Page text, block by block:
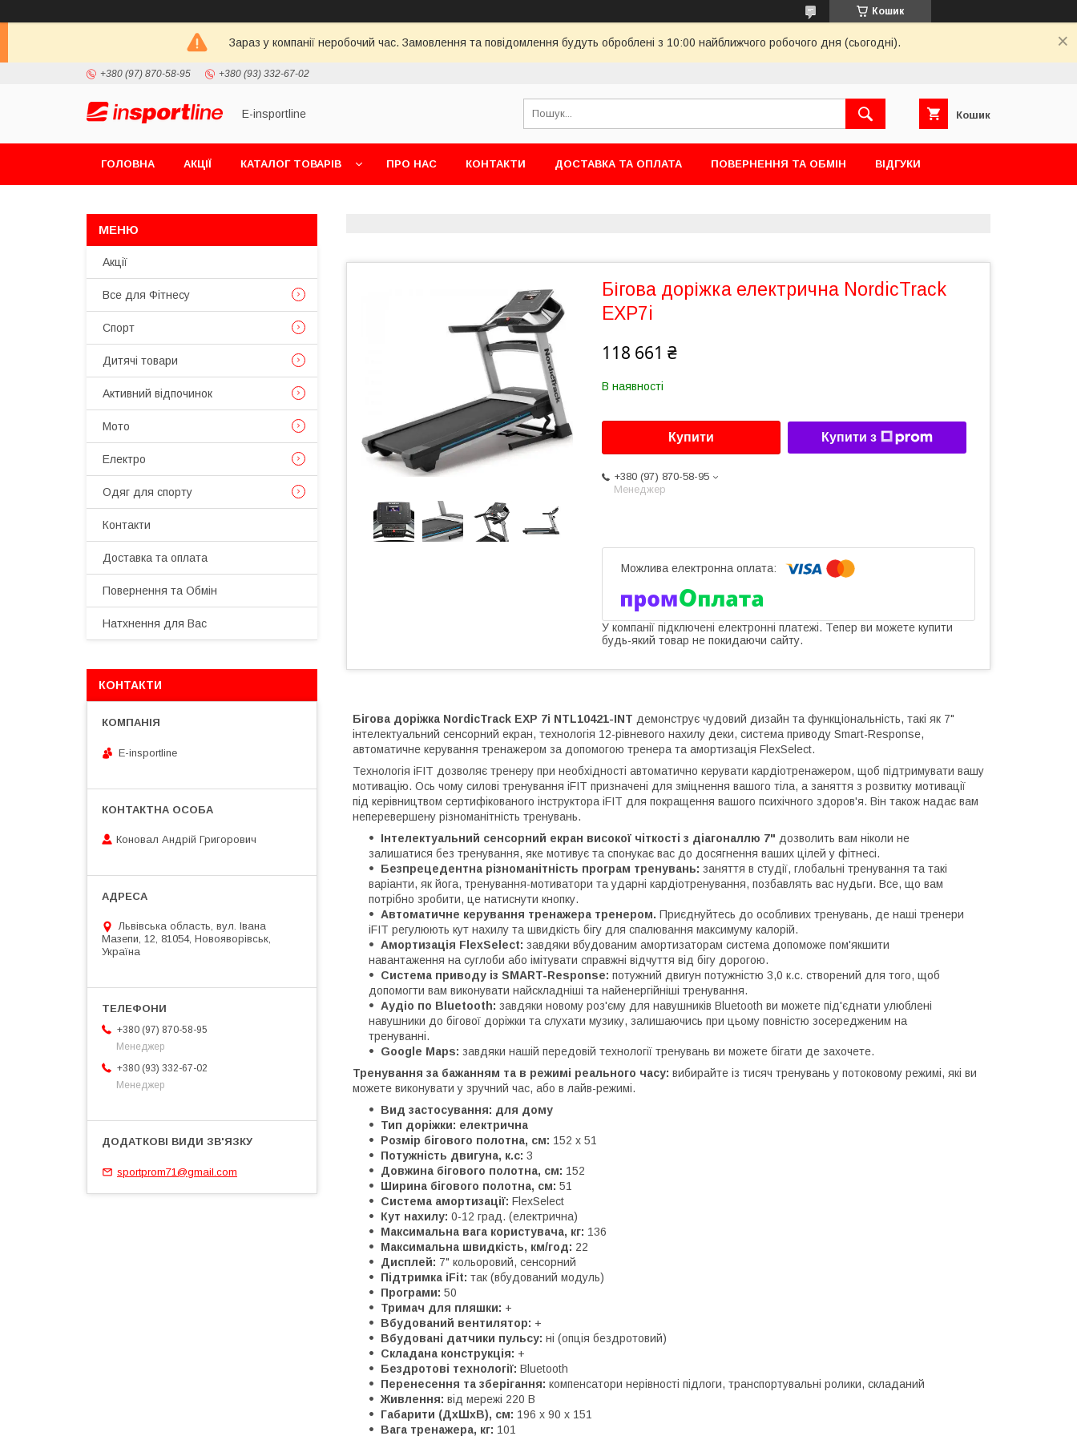
Кошик
Зараз у компанії неробочий час. Замовлення та повідомлення будуть оброблені з 10:00 найближчого робочого дня (сьогодні).
+380 (97) 870-58-95 +380 (93) 332-67-02
E-insportline Кошик
ГОЛОВНА АКЦІЇ КАТАЛОГ ТОВАРІВ ПРО НАС КОНТАКТИ ДОСТАВКА ТА ОПЛАТА ПОВЕРНЕННЯ ТА ОБМІН ВІДГУКИ
Бігова доріжка електрична NordicTrack
EXP7i
118 661 ₴
В наявності
Купити Купити з
+380 (97) 870-58-95
Менеджер
У компанії підключені електронні платежі. Тепер ви можете купити
будь-який товар не покидаючи сайту.
Бігова доріжка NordicTrack EXP 7i NTL10421-INT демонструє чудовий дизайн та функціональність, такі як 7"
інтелектуальний сенсорний екран, технологія 12-рівневого нахилу деки, система приводу Smart-Response,
автоматичне керування тренажером за допомогою тренера та амортизація FlexSelect.
Технологія iFIT дозволяє тренеру при необхідності автоматично керувати кардіотренажером, щоб підтримувати вашу
мотивацію. Ось чому силові тренування iFIT призначені для зміцнення вашого тіла, а заняття з розвитку мотивації
під керівництвом сертифікованого інструктора iFIT для покращення вашого психічного здоров'я. Він також надає вам
неперевершену різноманітність тренувань.
Інтелектуальний сенсорний екран високої чіткості з діагоналлю 7" дозволить вам ніколи не
залишатися без тренування, яке мотивує та спонукає вас до досягнення ваших цілей у фітнесі.
Безпрецедентна різноманітність програм тренувань: заняття в студії, глобальні тренування та такі
варіанти, як йога, тренування-мотиватори та ударні кардіотренування, позбавлять вас нудьги. Все, що вам
потрібно зробити, це натиснути кнопку.
Автоматичне керування тренажера тренером. Приєднуйтесь до особливих тренувань, де наші тренери
iFIT регулюють кут нахилу та швидкість бігу для спалювання максимуму калорій.
Амортизація FlexSelect: завдяки вбудованим амортизаторам система допоможе пом'якшити
навантаження на суглоби або імітувати справжні відчуття від бігу дорогою.
Система приводу із SMART-Response: потужний двигун потужністю 3,0 к.с. створений для того, щоб
допомогти вам виконувати найскладніші та найенергійніші тренування.
Аудіо по Bluetooth: завдяки новому роз'єму для навушників Bluetooth ви можете під'єднати улюблені
навушники до бігової доріжки та слухати музику, залишаючись при цьому повністю зосередженим на
тренуванні.
Google Maps: завдяки нашій передовій технології тренувань ви можете бігати де захочете.
Тренування за бажанням та в режимі реального часу: вибирайте із тисяч тренувань у потоковому режимі, які ви
можете виконувати у зручний час, або в лайв-режимі.
Вид застосування: для дому
Тип доріжки: електрична
Розмір бігового полотна, см: 152 х 51
Потужність двигуна, к.с: 3
Довжина бігового полотна, см: 152
Ширина бігового полотна, см: 51
Система амортизації: FlexSelect
Кут нахилу: 0-12 град. (електрична)
Максимальна вага користувача, кг: 136
Максимальна швидкість, км/год: 22
Дисплей: 7" кольоровий, сенсорний
Підтримка iFit: так (вбудований модуль)
Програми: 50
Тримач для пляшки: +
Вбудований вентилятор: +
Вбудовані датчики пульсу: ні (опція бездротовий)
Складана конструкція: +
Бездротові технології: Bluetooth
Перенесення та зберігання: компенсатори нерівності підлоги, транспортувальні ролики, складаний
Живлення: від мережі 220 В
Габарити (ДхШхВ), см: 196 х 90 х 151
Вага тренажера, кг: 101
Акції
Все для Фітнесу
Спорт
Дитячі товари
Активний відпочинок
Мото
Електро
Одяг для спорту
Контакти
Доставка та оплата
Повернення та Обмін
Натхнення для Вас
КОНТАКТИ
E-insportline
Коновал Андрій Григорович
Львівська область, вул. Івана
Мазепи, 12, 81054, Новояворівськ,
Україна
+380 (97) 870-58-95
Менеджер
+380 (93) 332-67-02
Менеджер
sportprom71@gmail.com